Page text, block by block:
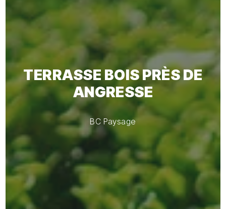
TERRASSE BOIS PRÈS DE
ANGRESSE
BC Paysage